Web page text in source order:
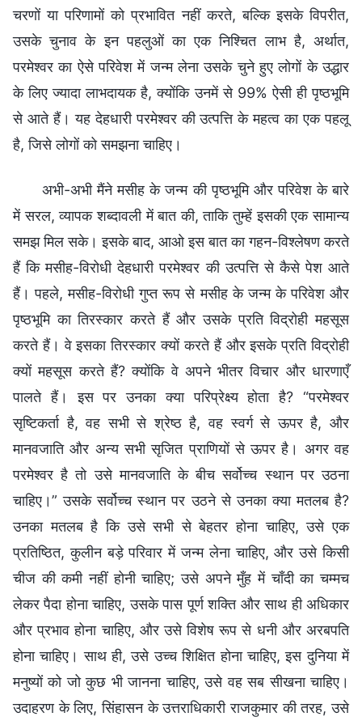
चरणों या परिणामों को प्रभावित नहीं करते, बल्कि इसके विपरीत,
उसके चुनाव के इन पहलुओं का एक निश्चित लाभ है, अर्थात,
परमेश्वर का ऐसे परिवेश में जन्म लेना उसके चुने हुए लोगों के उद्धार
के लिए ज्यादा लाभदायक है, क्योंकि उनमें से 99% ऐसी ही पृष्ठभूमि
से आते हैं। यह देहधारी परमेश्वर की उत्पत्ति के महत्व का एक पहलू
है, जिसे लोगों को समझना चाहिए।
अभी-अभी मैंने मसीह के जन्म की पृष्ठभूमि और परिवेश के बारे
में सरल, व्यापक शब्दावली में बात की, ताकि तुम्हें इसकी एक सामान्य
समझ मिल सके। इसके बाद, आओ इस बात का गहन-विश्लेषण करते
हैं कि मसीह-विरोधी देहधारी परमेश्वर की उत्पत्ति से कैसे पेश आते
हैं। पहले, मसीह-विरोधी गुप्त रूप से मसीह के जन्म के परिवेश और
पृष्ठभूमि का तिरस्कार करते हैं और उसके प्रति विद्रोही महसूस
करते हैं। वे इसका तिरस्कार क्यों करते हैं और इसके प्रति विद्रोही
क्यों महसूस करते हैं? क्योंकि वे अपने भीतर विचार और धारणाएँ
पालते हैं। इस पर उनका क्या परिप्रेक्ष्य होता है? “परमेश्वर
सृष्टिकर्ता है, वह सभी से श्रेष्ठ है, वह स्वर्ग से ऊपर है, और
मानवजाति और अन्य सभी सृजित प्राणियों से ऊपर है। अगर वह
परमेश्वर है तो उसे मानवजाति के बीच सर्वोच्च स्थान पर उठना
चाहिए।” उसके सर्वोच्च स्थान पर उठने से उनका क्या मतलब है?
उनका मतलब है कि उसे सभी से बेहतर होना चाहिए, उसे एक
प्रतिष्ठित, कुलीन बड़े परिवार में जन्म लेना चाहिए, और उसे किसी
चीज की कमी नहीं होनी चाहिए; उसे अपने मुँह में चाँदी का चम्मच
लेकर पैदा होना चाहिए, उसके पास पूर्ण शक्ति और साथ ही अधिकार
और प्रभाव होना चाहिए, और उसे विशेष रूप से धनी और अरबपति
होना चाहिए। साथ ही, उसे उच्च शिक्षित होना चाहिए, इस दुनिया में
मनुष्यों को जो कुछ भी जानना चाहिए, उसे वह सब सीखना चाहिए।
उदाहरण के लिए, सिंहासन के उत्तराधिकारी राजकुमार की तरह, उसे